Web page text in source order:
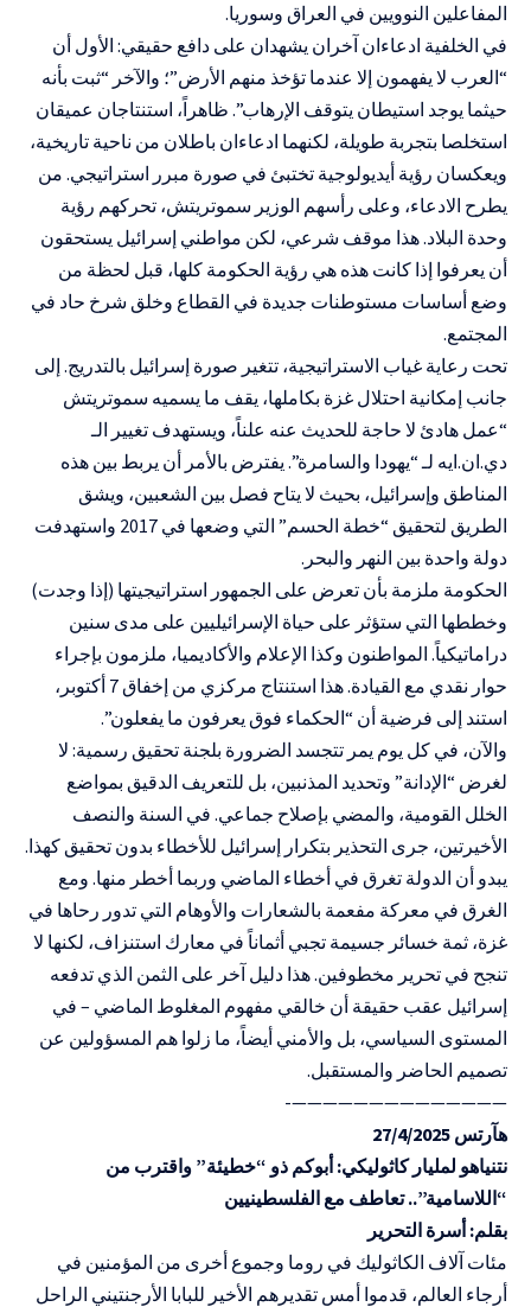
المفاعلين النوويين في العراق وسوريا.
في الخلفية ادعاءان آخران يشهدان على دافع حقيقي: الأول أن
“العرب لا يفهمون إلا عندما تؤخذ منهم الأرض”؛ والآخر “ثبت بأنه
حيثما يوجد استيطان يتوقف الإرهاب”. ظاهراً، استنتاجان عميقان
استخلصا بتجربة طويلة، لكنهما ادعاءان باطلان من ناحية تاريخية،
ويعكسان رؤية أيديولوجية تختبئ في صورة مبرر استراتيجي. من
يطرح الادعاء، وعلى رأسهم الوزير سموتريتش، تحركهم رؤية
وحدة البلاد. هذا موقف شرعي، لكن مواطني إسرائيل يستحقون
أن يعرفوا إذا كانت هذه هي رؤية الحكومة كلها، قبل لحظة من
وضع أساسات مستوطنات جديدة في القطاع وخلق شرخ حاد في
المجتمع.
تحت رعاية غياب الاستراتيجية، تتغير صورة إسرائيل بالتدريج. إلى
جانب إمكانية احتلال غزة بكاملها، يقف ما يسميه سموتريتش
“عمل هادئ لا حاجة للحديث عنه علناً، ويستهدف تغيير الـ
دي.ان.ايه لـ “يهودا والسامرة”. يفترض بالأمر أن يربط بين هذه
المناطق وإسرائيل، بحيث لا يتاح فصل بين الشعبين، ويشق
الطريق لتحقيق “خطة الحسم” التي وضعها في 2017 واستهدفت
دولة واحدة بين النهر والبحر.
الحكومة ملزمة بأن تعرض على الجمهور استراتيجيتها (إذا وجدت)
وخططها التي ستؤثر على حياة الإسرائيليين على مدى سنين
دراماتيكياً. المواطنون وكذا الإعلام والأكاديميا، ملزمون بإجراء
حوار نقدي مع القيادة. هذا استنتاج مركزي من إخفاق 7 أكتوبر،
استند إلى فرضية أن “الحكماء فوق يعرفون ما يفعلون”.
والآن، في كل يوم يمر تتجسد الضرورة بلجنة تحقيق رسمية: لا
لغرض “الإدانة” وتحديد المذنبين، بل للتعريف الدقيق بمواضع
الخلل القومية، والمضي بإصلاح جماعي. في السنة والنصف
الأخيرتين، جرى التحذير بتكرار إسرائيل للأخطاء بدون تحقيق كهذا.
يبدو أن الدولة تغرق في أخطاء الماضي وربما أخطر منها. ومع
الغرق في معركة مفعمة بالشعارات والأوهام التي تدور رحاها في
غزة، ثمة خسائر جسيمة تجبي أثماناً في معارك استنزاف، لكنها لا
تنجح في تحرير مخطوفين. هذا دليل آخر على الثمن الذي تدفعه
إسرائيل عقب حقيقة أن خالقي مفهوم المغلوط الماضي – في
المستوى السياسي، بل والأمني أيضاً، ما زلوا هم المسؤولين عن
تصميم الحاضر والمستقبل.
——————————————-
هآرتس 27/4/2025
نتنياهو لمليار كاثوليكي: أبوكم ذو “خطيئة” واقترب من
“اللاسامية”.. تعاطف مع الفلسطينيين
بقلم: أسرة التحرير
مئات آلاف الكاثوليك في روما وجموع أخرى من المؤمنين في
أرجاء العالم، قدموا أمس تقديرهم الأخير للبابا الأرجنتيني الراحل